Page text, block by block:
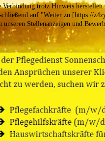
Verbindung trotz Hinweis
auf "Weiter zu [https://
unseren Stellenanzeigen und